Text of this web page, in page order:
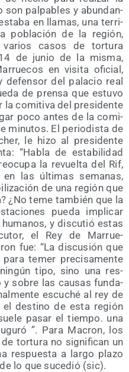
son pal­pa­bles y abun­dan­
en lla­mas, una terri­
pobla­ción de la región,
casos de tor­tu­ra
de junio de la mis­ma,
en visi­ta ofi­cial,
del pala­cio real
de pren­sa que estu­vo
la comi­ti­va del pre­si­den­te
poco antes de la comi­
minu­tos. El perio­dis­ta de
le hizo al pre­si­den­te
“Habla de esta­bi­li­dad
la revuel­ta del Rif,
las últi­mas sema­nas,
de una región que
¿No teme tam­bién que la
pue­da impli­car
y dis­cu­tió estas
el Rey de Marrue­
fue: “La dis­cu­sión que
temer pre­ci­sa­men­te
tipo, sino una res­
y sobre las cau­sas fun­da­
escu­ché al rey de
des­tino de esta región
pasar el tiem­po. una
”. Para Macron, los
tor­tu­ra no sig­ni­fi­can un
res­pues­ta a lar­go pla­zo
lo que suce­dió (sic).